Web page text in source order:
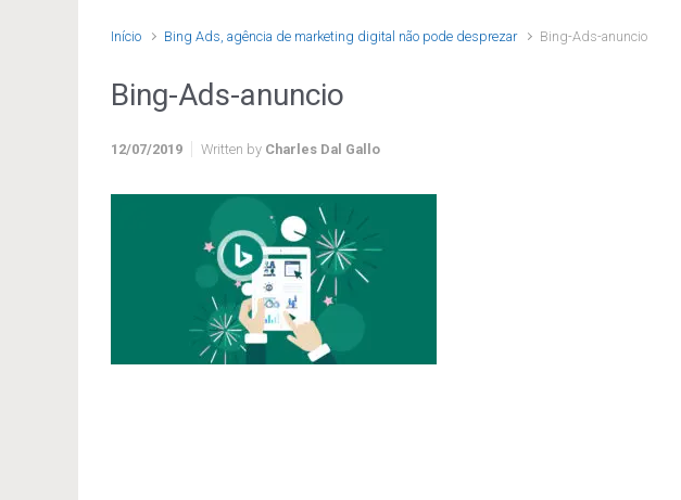
Início Bing Ads, agência de marketing digital não pode desprezar Bing-Ads-anuncio
Bing-Ads-anuncio
12/07/2019 Written by Charles Dal Gallo